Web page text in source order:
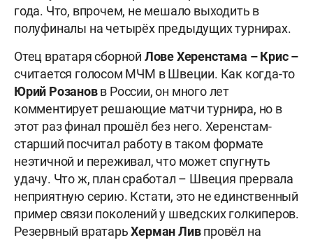
года. Что, впрочем, не мешало выходить в
полуфиналы на четырёх предыдущих турнирах.
Отец вратаря сборной Лове Херенстама – Крис –
считается голосом МЧМ в Швеции. Как когда-то
Юрий Розановв России, он много лет
комментирует решающие матчи турнира, но в
этот раз финал прошёл без него. Херенстам-
старший посчитал работу в таком формате
неэтичной и переживал, что может спугнуть
удачу. Что ж, план сработал – Швеция прервала
неприятную серию. Кстати, это не единственный
пример связи поколений у шведских голкиперов.
Резервный вратарьХерман Ливпровёл на